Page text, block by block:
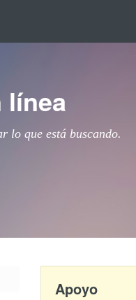
línea
lo que está buscando.
Apoyo